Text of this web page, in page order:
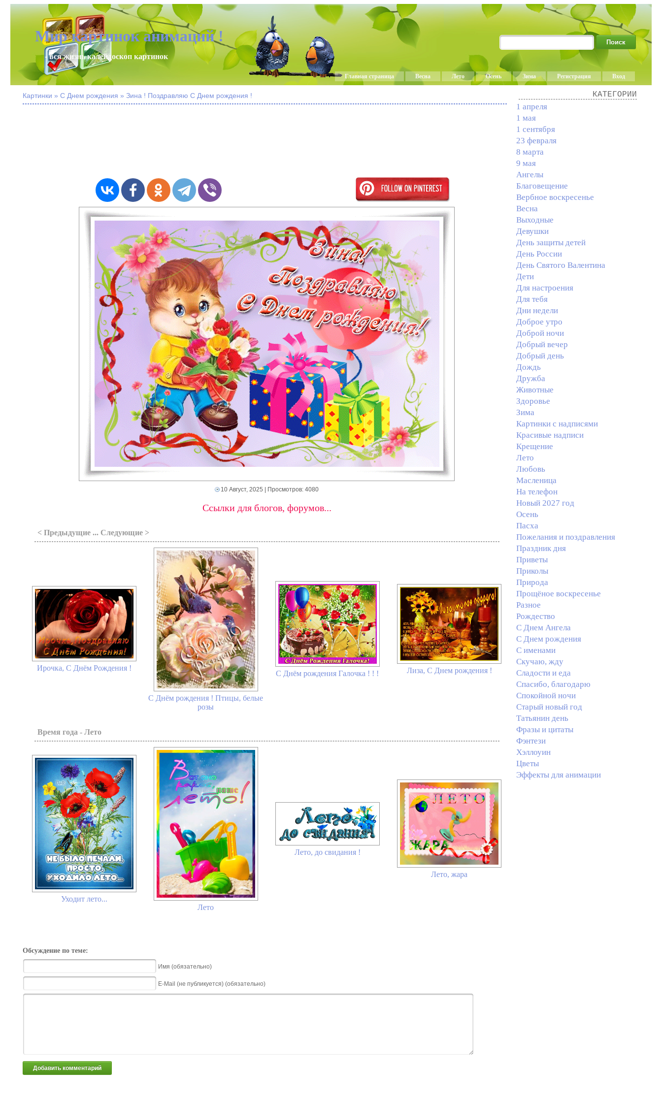
Мир картинок анимаций !
- вся жизнь калейдоскоп картинок
Главная страница Весна Лето Осень Зима Регистрация Вход
Картинки » С Днем рождения » Зина ! Поздравляю С Днем рождения !
10 Август, 2025 | Просмотров: 4080
Ссылки для блогов, форумов...
< Предыдущие ... Следующие >
Ирочка, С Днём Рождения !
С Днём рождения ! Птицы, белые
розы
С Днём рождения Галочка ! ! ! Лиза, С Днем рождения !
Время года - Лето
Уходит лето...
Лето
Лето, до свидания !
Лето, жара
Обсуждение по теме:
Имя (обязательно)
E-Mail (не публикуется) (обязательно)
КАТЕГОРИИ
1 апреля
1 мая
1 сентября
23 февраля
8 марта
9 мая
Ангелы
Благовещение
Вербное воскресенье
Весна
Выходные
Девушки
День защиты детей
День России
День Святого Валентина
Дети
Для настроения
Для тебя
Дни недели
Доброе утро
Доброй ночи
Добрый вечер
Добрый день
Дождь
Дружба
Животные
Здоровье
Зима
Картинки с надписями
Красивые надписи
Крещение
Лето
Любовь
Масленица
На телефон
Новый 2027 год
Осень
Пасха
Пожелания и поздравления
Праздник дня
Приветы
Приколы
Природа
Прощёное воскресенье
Разное
Рождество
С Днем Ангела
С Днем рождения
С именами
Скучаю, жду
Сладости и еда
Спасибо, благодарю
Спокойной ночи
Старый новый год
Татьянин день
Фразы и цитаты
Фэнтези
Хэллоуин
Цветы
Эффекты для анимации